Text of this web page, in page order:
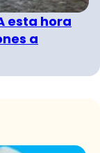
esta hora
a